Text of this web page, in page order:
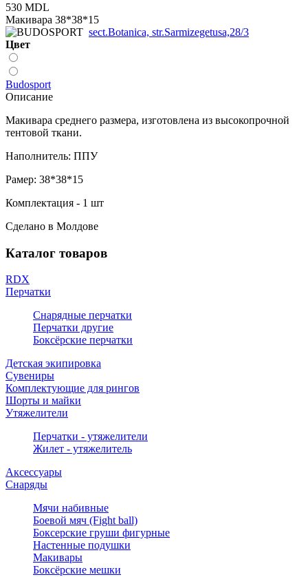
530 MDL
Макивара 38*38*15
sect.Botanica, str.Sarmizegetusa,28/3
Цвет
Budosport
Описание
Макивара среднего размера, изготовлена из высокопрочной
тентовой ткани.
Наполнитель: ППУ
Рамер: 38*38*15
Комплектация - 1 шт
Сделано в Молдове
Каталог товаров
RDX
Перчатки
Снарядные перчатки
Перчатки другие
Боксёрские перчатки
Детская экипировка
Сувениры
Комплектующие для рингов
Шорты и майки
Утяжелители
Перчатки - утяжелители
Жилет - утяжелитель
Аксессуары
Снаряды
Мячи набивные
Боевой мяч (Fight ball)
Боксерские груши фигурные
Настенные подушки
Макивары
Боксёрские мешки